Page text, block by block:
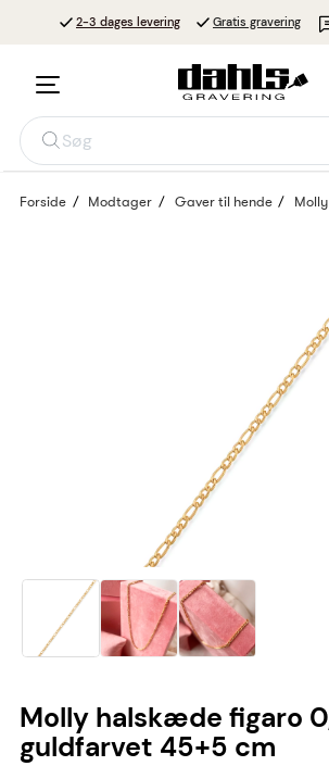
2-3 dages levering Gratis gravering
Søg
Forside Modtager Gaver til hende
Molly halskæde figaro
guldfarvet 45+5 cm